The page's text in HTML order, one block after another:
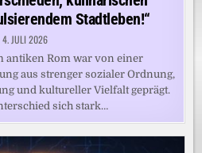
Stadtleben!“
4. JULI 2026
antiken Rom war von einer
aus strenger sozialer Ordnung,
und kultureller Vielfalt geprägt.
sich stark…